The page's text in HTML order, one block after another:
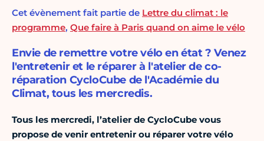
Cet évènement fait partie de Lettre du climat : le
programme, Que faire à Paris quand on aime le vélo
Envie de remettre votre vélo en état ? Venez
l'entretenir et le réparer à l'atelier de co-
réparation CycloCube de l'Académie du
Climat, tous les mercredis.
Tous les mercredi, l’atelier de CycloCube vous
propose de venir entretenir ou réparer votre vélo